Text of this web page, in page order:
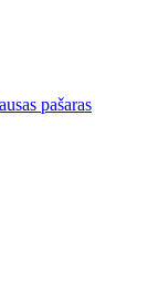
pašaras